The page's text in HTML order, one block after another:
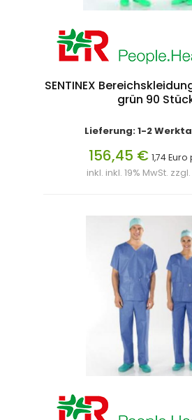
SENTINEX
grün 90
Lieferung: 1-2
156,45 € 1,74 Euro
inkl. inkl. 19% MwSt. zzgl.